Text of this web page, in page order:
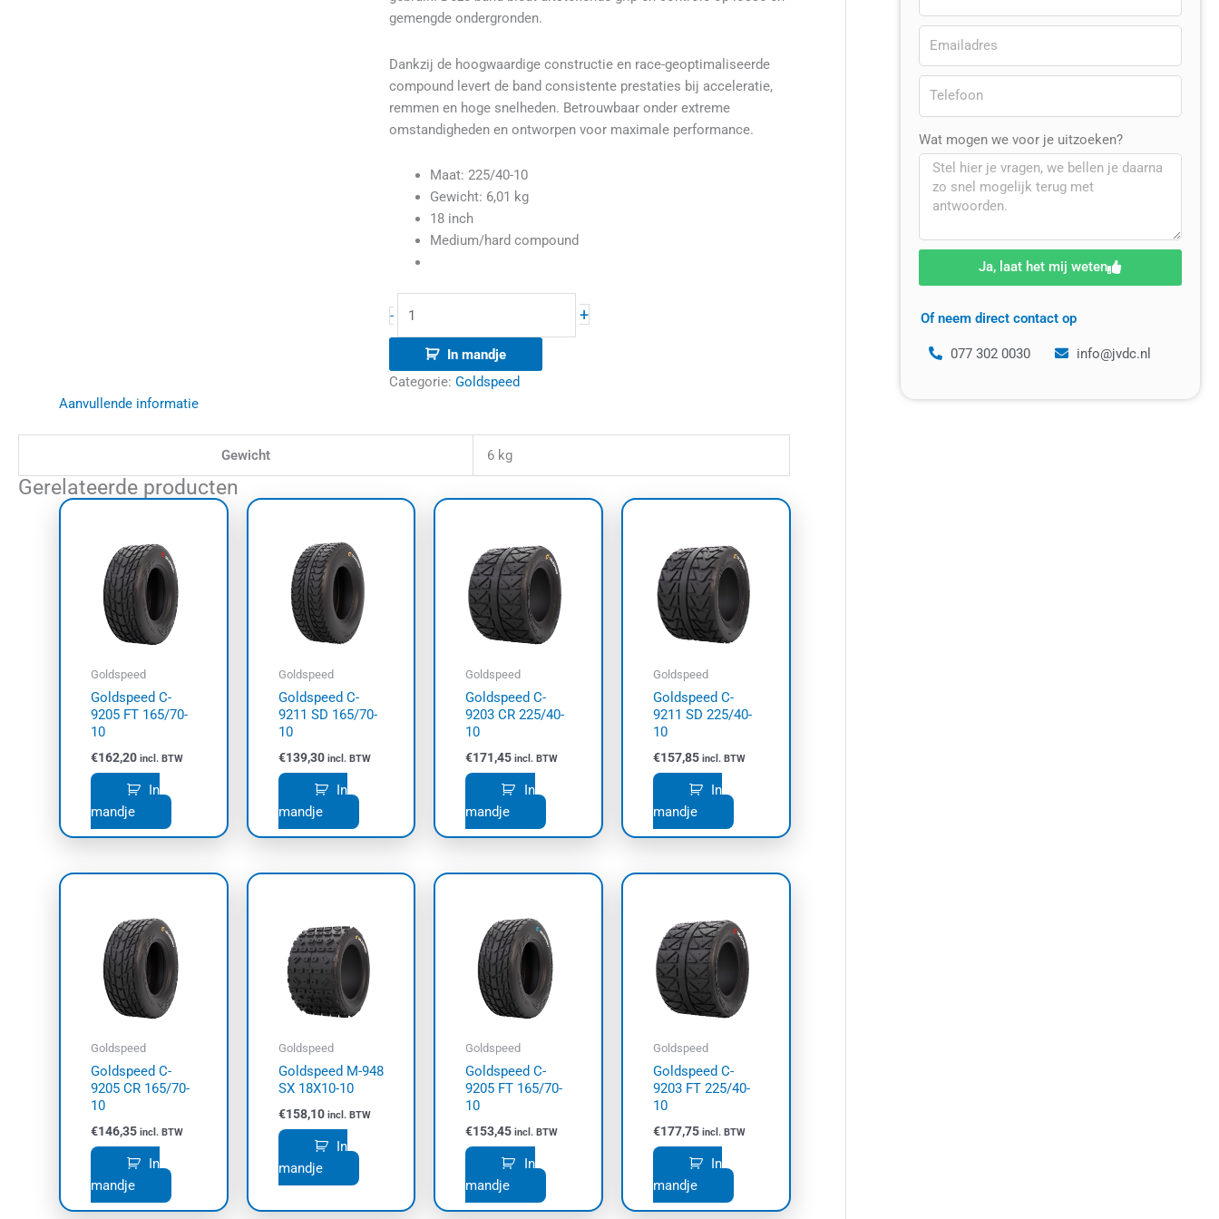
gemengde ondergronden.
Dankzij de hoogwaardige constructie en race-geoptimaliseerde
compound levert de band consistente prestaties bij acceleratie,
remmen en hoge snelheden. Betrouwbaar onder extreme
omstandigheden en ontworpen voor maximale performance.
Maat: 225/40-10
Gewicht: 6,01 kg
18 inch
Medium/hard compound
- +
In mandje
Categorie: Goldspeed
Aanvullende informatie
Gewicht 6 kg
Gerelateerde producten
Goldspeed
Goldspeed C-
9205 FT 165/70-
10
€162,20 incl. BTW
In
mandje
Goldspeed
Goldspeed C-
9211 SD 165/70-
10
€139,30 incl. BTW
In
mandje
Goldspeed
Goldspeed C-
9203 CR 225/40-
10
€171,45 incl. BTW
In
mandje
Goldspeed
Goldspeed C-
9211 SD 225/40-
10
€157,85 incl. BTW
In
mandje
Goldspeed
Goldspeed C-
9205 CR 165/70-
10
€146,35 incl. BTW
In
mandje
Goldspeed
Goldspeed M-948
SX 18X10-10
€158,10 incl. BTW
In
mandje
Goldspeed
Goldspeed C-
9205 FT 165/70-
10
€153,45 incl. BTW
In
mandje
Goldspeed
Goldspeed C-
9203 FT 225/40-
10
€177,75 incl. BTW
In
mandje
Wat mogen we voor je uitzoeken?
Ja, laat het mij weten
Of neem direct contact op
077 302 0030 info@jvdc.nl